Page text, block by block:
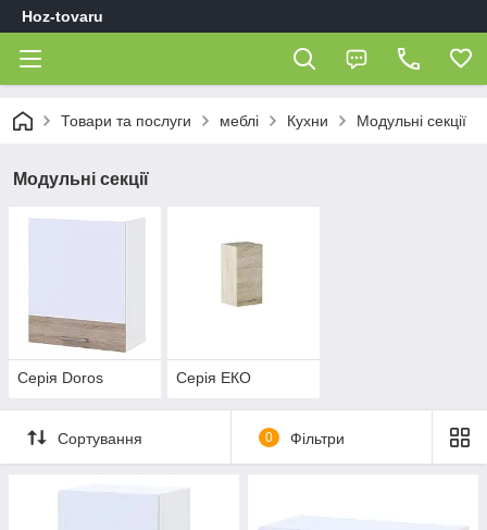
Hoz-tovaru
Товари та послуги меблі Кухни Модульні секції
Модульні секції
Серія Doros Серія ЕКО
Сортування 0 Фільтри